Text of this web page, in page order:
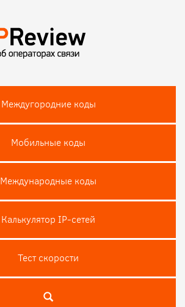
Междугородние коды
Мобильные коды
Международные коды
Калькулятор IP-сетей
Тест скороcти